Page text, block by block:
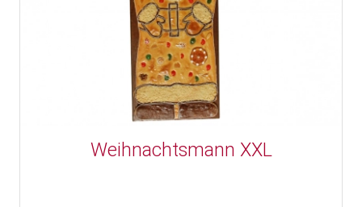
Weihnachtsmann XXL